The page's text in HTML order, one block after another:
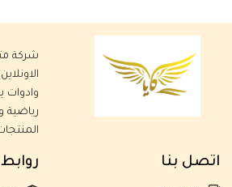
شركة
وادوات
رياضية
اتصل بنا روابط